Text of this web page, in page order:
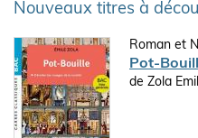
Nouveaux titres à
Roman et
Pot-
de Zola